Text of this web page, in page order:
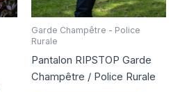
la
produit
la
Garde Champêtre - Police
Rurale
Pantalon RIPSTOP Garde
Champêtre / Police Rurale